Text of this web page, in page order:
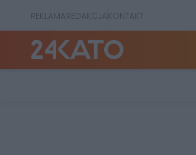
REKLAMAREDAKCJAKONTAKT